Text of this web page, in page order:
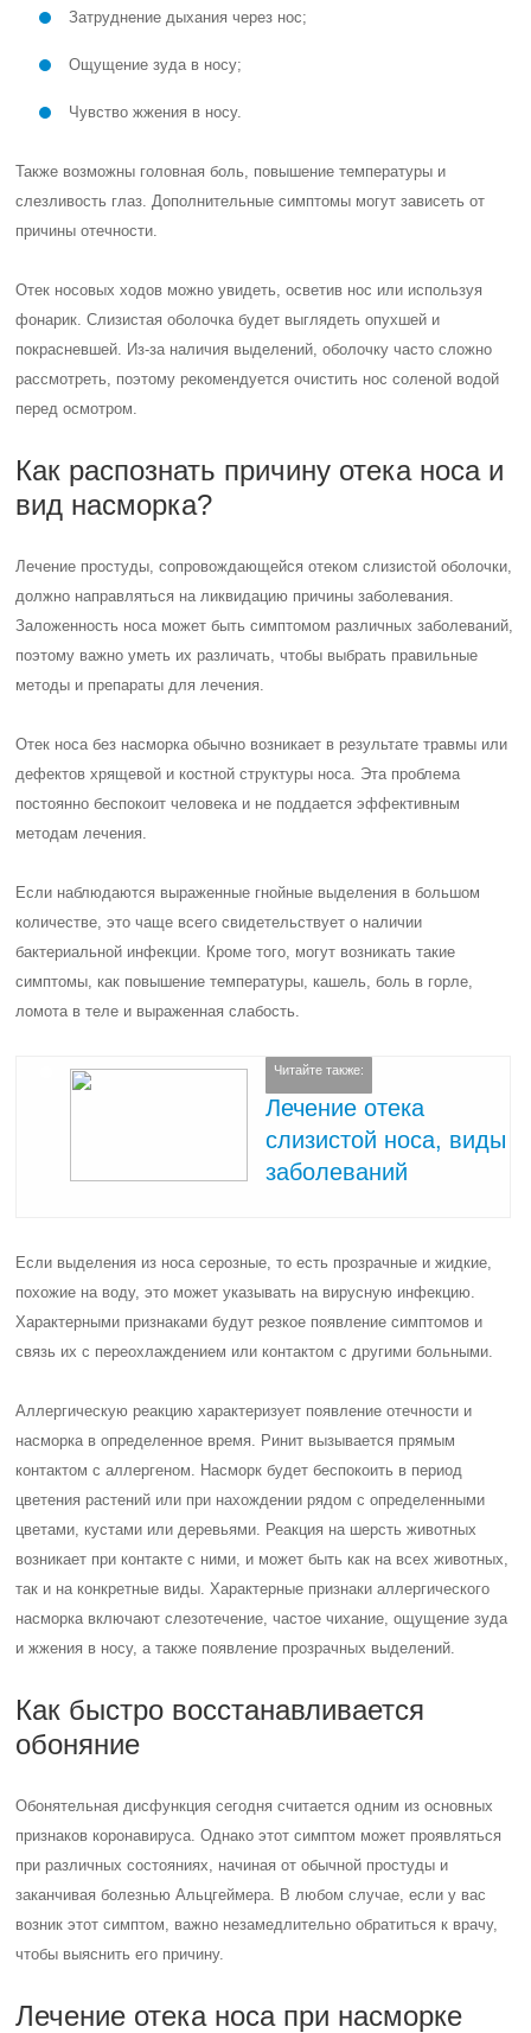
Затруднение дыхания через нос;
Ощущение зуда в носу;
Чувство жжения в носу.
Также возможны головная боль, повышение температуры и
слезливость глаз. Дополнительные симптомы могут зависеть от
причины отечности.
Отек носовых ходов можно увидеть, осветив нос или используя
фонарик. Слизистая оболочка будет выглядеть опухшей и
покрасневшей. Из-за наличия выделений, оболочку часто сложно
рассмотреть, поэтому рекомендуется очистить нос соленой водой
перед осмотром.
Как распознать причину отека носа и
вид насморка?
Лечение простуды, сопровождающейся отеком слизистой оболочки,
должно направляться на ликвидацию причины заболевания.
Заложенность носа может быть симптомом различных заболеваний,
поэтому важно уметь их различать, чтобы выбрать правильные
методы и препараты для лечения.
Отек носа без насморка обычно возникает в результате травмы или
дефектов хрящевой и костной структуры носа. Эта проблема
постоянно беспокоит человека и не поддается эффективным
методам лечения.
Если наблюдаются выраженные гнойные выделения в большом
количестве, это чаще всего свидетельствует о наличии
бактериальной инфекции. Кроме того, могут возникать такие
симптомы, как повышение температуры, кашель, боль в горле,
ломота в теле и выраженная слабость.
Читайте также:
Лечение отека
слизистой носа, виды
заболеваний
Если выделения из носа серозные, то есть прозрачные и жидкие,
похожие на воду, это может указывать на вирусную инфекцию.
Характерными признаками будут резкое появление симптомов и
связь их с переохлаждением или контактом с другими больными.
Аллергическую реакцию характеризует появление отечности и
насморка в определенное время. Ринит вызывается прямым
контактом с аллергеном. Насморк будет беспокоить в период
цветения растений или при нахождении рядом с определенными
цветами, кустами или деревьями. Реакция на шерсть животных
возникает при контакте с ними, и может быть как на всех животных,
так и на конкретные виды. Характерные признаки аллергического
насморка включают слезотечение, частое чихание, ощущение зуда
и жжения в носу, а также появление прозрачных выделений.
Как быстро восстанавливается
обоняние
Обонятельная дисфункция сегодня считается одним из основных
признаков коронавируса. Однако этот симптом может проявляться
при различных состояниях, начиная от обычной простуды и
заканчивая болезнью Альцгеймера. В любом случае, если у вас
возник этот симптом, важно незамедлительно обратиться к врачу,
чтобы выяснить его причину.
Лечение отека носа при насморке